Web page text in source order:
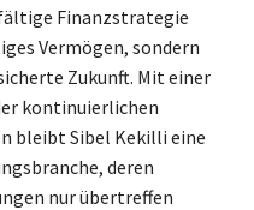
Finanzstrategie
Vermögen, sondern
Zukunft. Mit einer
kontinuierlichen
bleibt Sibel Kekilli eine
deren
nur übertreffen